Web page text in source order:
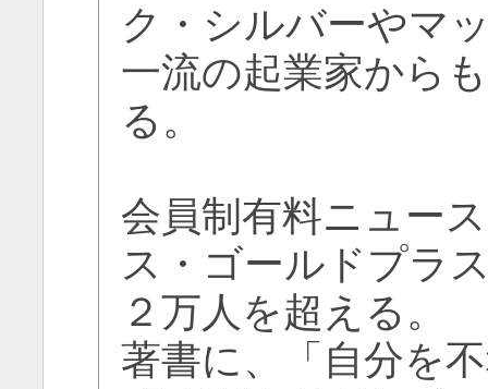
ク・シルバーやマ
一流の起業家から
る。
会員制有料ニュー
ス・ゴールドプラ
２万人を超える。
著書に、「自分を